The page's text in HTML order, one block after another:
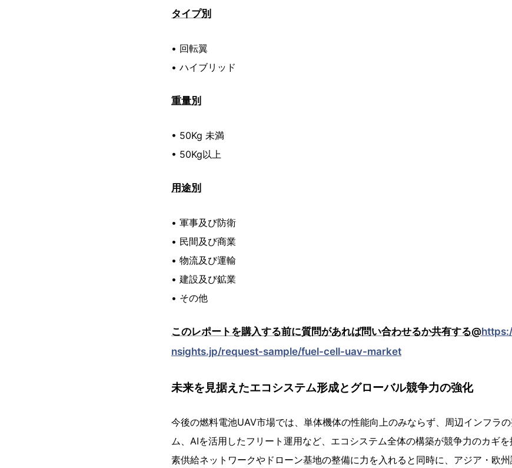
タイプ別
• 回転翼
• ハイブリッド
重量別
• 50Kg 未満
• 50Kg以上
用途別
• 軍事及び防衛
• 民間及び商業
• 物流及び運輸
• 建設及び鉱業
• その他
このレポートを購入する前に質問があれば問い合わせるか共有する@
nsights.jp/request-sample/fuel-cell-uav-market
未来を見据えたエコシステム形成とグローバル競争力の強化
今後の燃料電池UAV市場では、単体機体の性能向上のみならず、周辺インフラ
ム、AIを活用したフリート運用など、エコシステム全体の構築が競争力のカギ
素供給ネットワークやドローン基地の整備に力を入れると同時に、アジア・欧